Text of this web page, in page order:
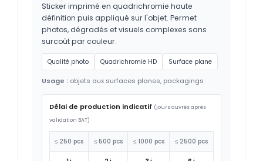
Sticker imprimé en quadrichromie haute
définition puis appliqué sur l'objet. Permet
photos, dégradés et visuels complexes sans
surcoût par couleur.
Qualité photo Quadrichromie HD Surface plane
Usage : objets aux surfaces planes, packagings
Délai de production indicatif (jours ouvrés après
validation BAT)
≤ 250 pcs ≤ 500 pcs ≤ 1000 pcs ≤ 2500 pcs